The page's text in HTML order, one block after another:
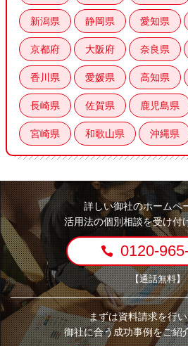
新潟県 静岡県 愛知県
京都府 大阪府 奈良県
香川県 愛媛県 高知県
長崎県 佐賀県 鹿児島県
宮崎県 和歌山県 沖縄県
詳しい御社のホームペ
活用法の個別相談を受け付
0120-
【通話無料】
まずは資料請求を行
御社に合う成功事例をご紹